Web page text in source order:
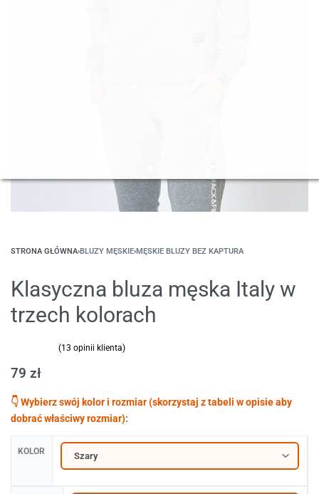
STRONA GŁÓWNA›BLUZY MĘSKIE›MĘSKIE BLUZY BEZ KAPTURA
Klasyczna bluza męska Italy w
trzech kolorach
(13 opinii klienta)
79 zł
KOLOR